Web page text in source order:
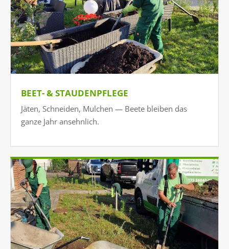
BEET- & STAUDENPFLEGE
Jäten, Schneiden, Mulchen — Beete bleiben das
ganze Jahr ansehnlich.